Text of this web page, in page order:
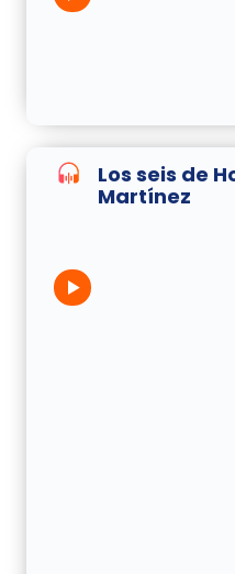
Los seis de
Martínez